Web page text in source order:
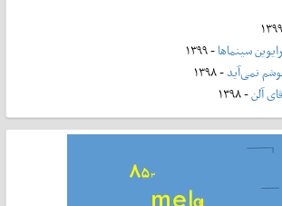
سینماها- ۱۳۹۹
نمی‌آید- ۱۳۹۸
آلن- ۱۳۹۸